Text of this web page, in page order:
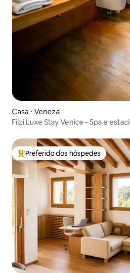
Casa ⋅ Veneza
Filzi Luxe Stay Venice - Spa e
Entre os melhores preferidos dos
Preferido dos hóspedes